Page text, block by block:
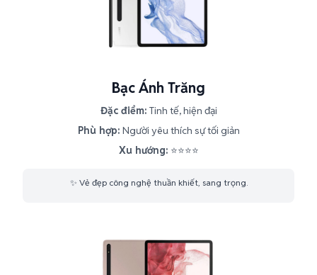
Bạc Ánh Trăng
Đặc điểm: Tinh tế, hiện đại
Phù hợp: Người yêu thích sự tối giản
Xu hướng: ⭐⭐⭐⭐
✨ Vẻ đẹp công nghệ thuần khiết, sang trọng.